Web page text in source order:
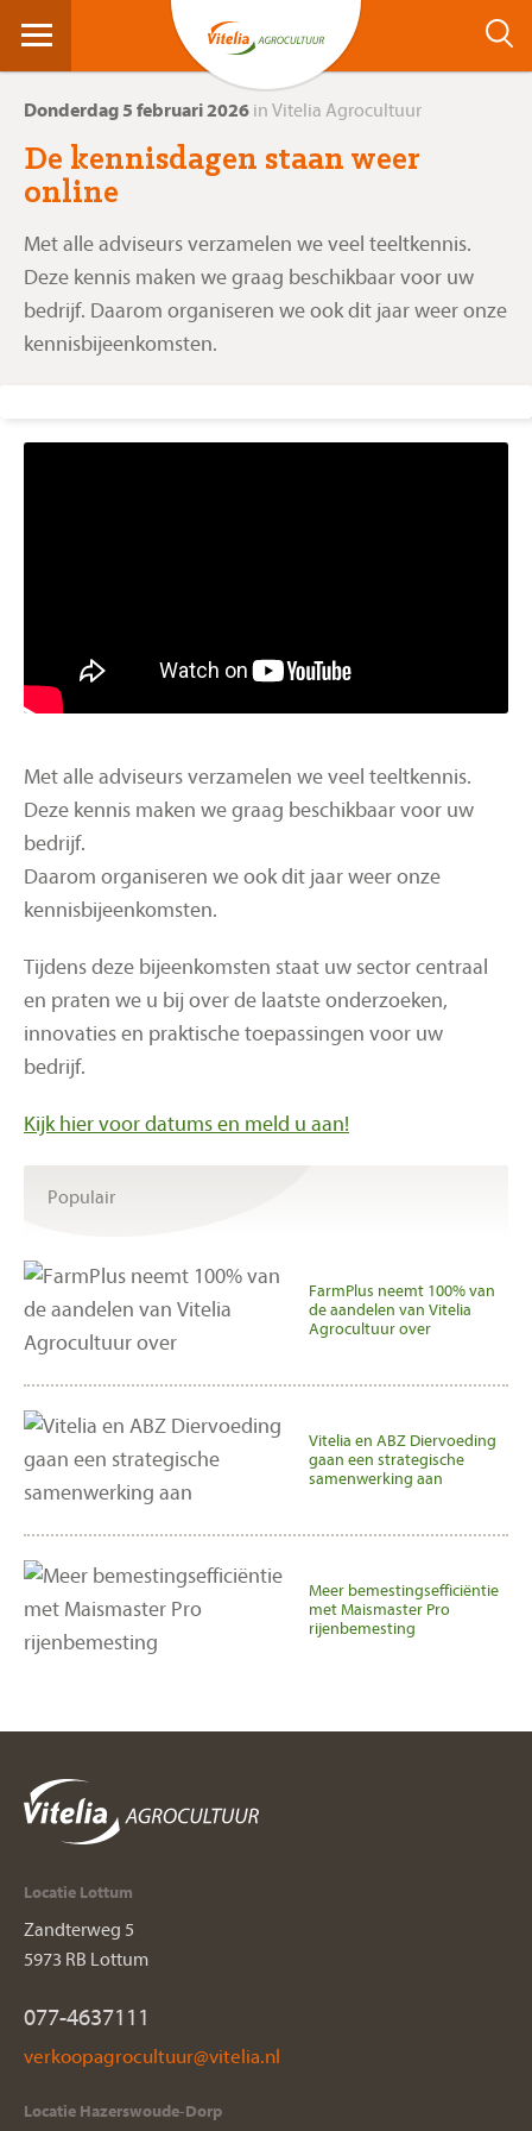
Donderdag 5 februari 2026 in Vitelia Agrocultuur
De kennisdagen staan weer
online
Met alle adviseurs verzamelen we veel teeltkennis.
Deze kennis maken we graag beschikbaar voor uw
bedrijf. Daarom organiseren we ook dit jaar weer onze
kennisbijeenkomsten.
Met alle adviseurs verzamelen we veel teeltkennis.
Deze kennis maken we graag beschikbaar voor uw
bedrijf.
Daarom organiseren we ook dit jaar weer onze
kennisbijeenkomsten.
Tijdens deze bijeenkomsten staat uw sector centraal
en praten we u bij over de laatste onderzoeken,
innovaties en praktische toepassingen voor uw
bedrijf.
Kijk hier voor datums en meld u aan!
Populair
FarmPlus neemt 100% van
de aandelen van Vitelia
Agrocultuur over
Vitelia en ABZ Diervoeding
gaan een strategische
samenwerking aan
Meer bemestingsefficiëntie
met Maismaster Pro
rijenbemesting
Locatie Lottum
Zandterweg 5
5973 RB Lottum
077-4637111
Locatie Hazerswoude-Dorp